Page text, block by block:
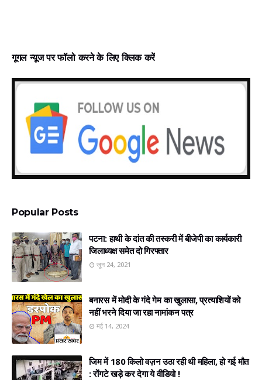
गूगल न्‍यूज पर फॉलो करने के लिए क्लिक करें
Popular Posts
पटना: हाथी के दांत की तस्करी में बीजेपी का कार्यकारी
जिलाध्यक्ष समेत दो गिरफ्तार
जून 24, 2021
बनारस में मोदी के गंदे गेम का खुलासा, प्रत्‍याशियों को
नहीं भरने दिया जा रहा नामांकन पत्र
मई 14, 2024
जिम में 180 किलो वज़न उठा रही थी महिला, हो गई मौत
: रोंगटे खड़े कर देगा ये वीडियो !